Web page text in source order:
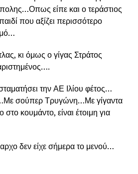
είπε και ο τεράστιος
που αξίζει περισσότερο
κι όμως ο γίγας Στράτος
την ΑΕ Ιλίου φέτος…
σούπερ Τρυγώνη…Με γίγαντα
κουμάντο, είναι έτοιμη για
δεν είχε σήμερα το μενού…